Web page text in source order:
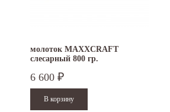
- работаем в обычном режиме с 08...
Читать дальше
молоток MAXXCRAFT
слесарный 800 гр.
6 600 ₽